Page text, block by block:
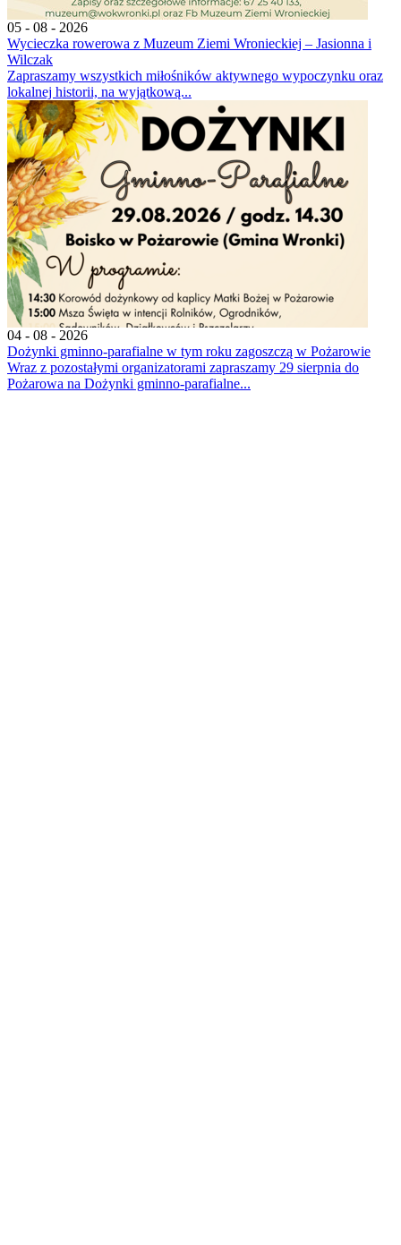
05 - 08 - 2026
Wycieczka rowerowa z Muzeum Ziemi Wronieckiej – Jasionna i
Wilczak
Zapraszamy wszystkich miłośników aktywnego wypoczynku oraz
lokalnej historii, na wyjątkową...
04 - 08 - 2026
Dożynki gminno-parafialne w tym roku zagoszczą w Pożarowie
Wraz z pozostałymi organizatorami zapraszamy 29 sierpnia do
Pożarowa na Dożynki gminno-parafialne...